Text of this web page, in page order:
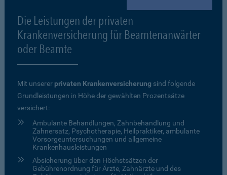
Die Leistungen der privaten
Krankenversicherung für Beamtenanwärter
oder Beamte
Mit unserer privaten Krankenversicherung sind folgende
Grundleistungen in Höhe der gewählten Prozentsätze
versichert:
Ambulante Behandlungen, Zahnbehandlung und
Zahnersatz, Psychotherapie, Heilpraktiker, ambulante
Vorsorgeuntersuchungen und allgemeine
Krankenhausleistungen
Absicherung über den Höchstsätzen der
Gebührenordnung für Ärzte, Zahnärzte und des